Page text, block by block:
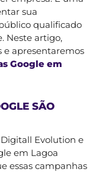
sua
qualificado
Neste artigo,
e apresentaremos
Google em
SÃO
Evolution e
em Lagoa
essas campanhas